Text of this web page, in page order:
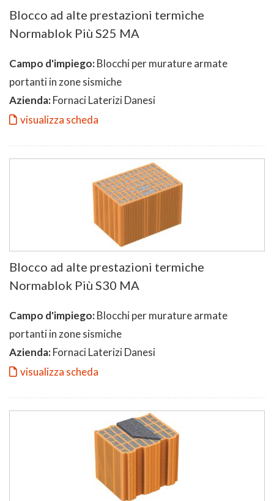
Blocco ad alte prestazioni termiche
Normablok Più S25 MA
Campo d'impiego:Blocchi per murature armate
portanti in zone sismiche
Azienda:Fornaci Laterizi Danesi
visualizza scheda
Blocco ad alte prestazioni termiche
Normablok Più S30 MA
Campo d'impiego:Blocchi per murature armate
portanti in zone sismiche
Azienda:Fornaci Laterizi Danesi
visualizza scheda